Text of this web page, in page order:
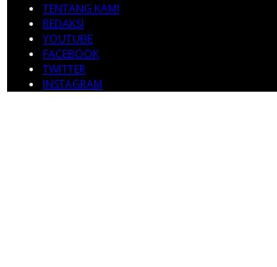
TENTANG KAMI
REDAKSI
YOUTUBE
FACEBOOK
TWITTER
INSTAGRAM